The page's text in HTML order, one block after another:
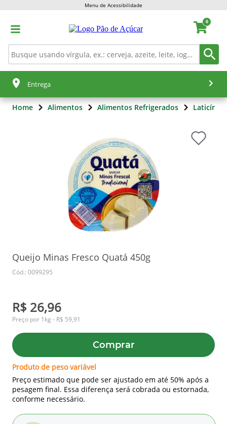
Menu de Acessibilidade
0
Entrega
Home Alimentos Alimentos Refrigerados Laticínios
Queijo Minas Fresco Quatá 450g
Cód.: 0099295
R$ 26,96
Preço por 1kg - R$ 59,91
Comprar
Produto de peso variável
Preço estimado que pode ser ajustado em até 50% após a
pesagem final. Essa diferença será cobrada ou estornada,
conforme necessário.